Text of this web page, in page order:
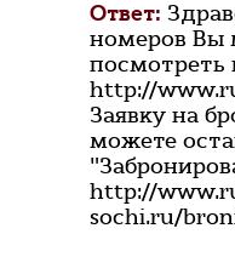
Ответ:
номеров Вы
посмотреть
http://
Заявку на
можете
http://
sochi.ru/